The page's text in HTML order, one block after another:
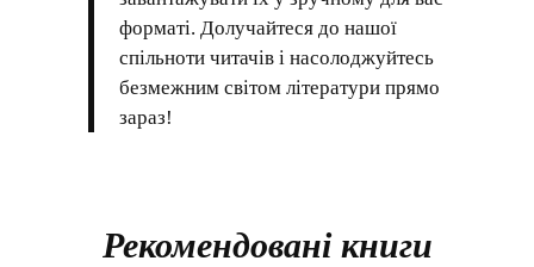
форматі. Долучайтеся до нашої
спільноти читачів і насолоджуйтесь
безмежним світом літератури прямо
зараз!
Рекомендовані книги